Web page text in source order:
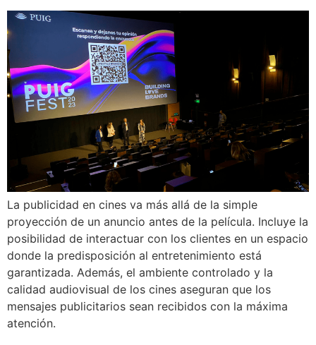
La publicidad en cines va más allá de la simple
proyección de un anuncio antes de la película. Incluye la
posibilidad de interactuar con los clientes en un espacio
donde la predisposición al entretenimiento está
garantizada. Además, el ambiente controlado y la
calidad audiovisual de los cines aseguran que los
mensajes publicitarios sean recibidos con la máxima
atención.